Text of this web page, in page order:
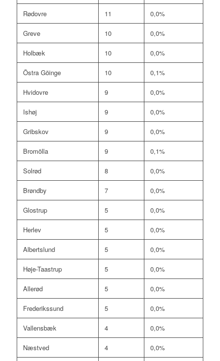
Rødovre 11 0,0%
Greve 10 0,0%
Holbæk 10 0,0%
Östra Göinge 10 0,1%
Hvidovre 9 0,0%
Ishøj 9 0,0%
Gribskov 9 0,0%
Bromölla 9 0,1%
Solrød 8 0,0%
Brøndby 7 0,0%
Glostrup 5 0,0%
Herlev 5 0,0%
Albertslund 5 0,0%
Høje-Taastrup 5 0,0%
Allerød 5 0,0%
Frederikssund 5 0,0%
Vallensbæk 4 0,0%
Næstved 4 0,0%